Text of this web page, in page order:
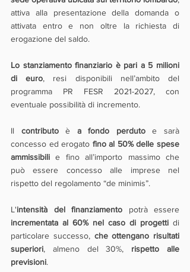
attiva alla presentazione della domanda o
attivata entro e non oltre la richiesta di
erogazione del saldo.
Lo stanziamento finanziario è pari a 5 milioni
di euro, resi disponibili nell’ambito del
programma PR FESR 2021-2027, con
eventuale possibilità di incremento.
Il contributo è a fondo perduto e sarà
concesso ed erogato fino al 50% delle spese
ammissibili e fino all’importo massimo che
può essere concesso alle imprese nel
rispetto del regolamento “de minimis”.
L'intensità del finanziamento
incrementata al 60% nel caso di progetti di
particolare successo, che ottengano risultati
superiori, almeno del 30%, rispetto alle
previsioni.